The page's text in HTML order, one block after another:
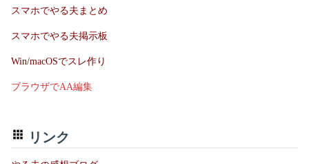
スマホでやる夫まとめ
スマホでやる夫掲示板
Win/macOSでスレ作り
ブラウザでAA編集
リンク